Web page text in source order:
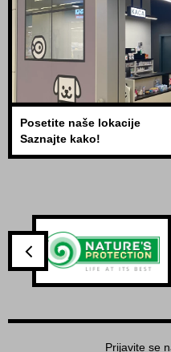
Posetite naše lokacije
Saznajte kako!
Prijavite se